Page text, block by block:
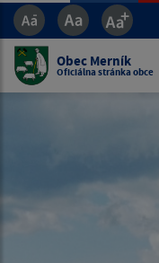
Obec Merník
Oficiálna stránka obce